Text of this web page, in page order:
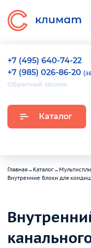
+7 (495) 640-74-22
+7 (985) 026-86-20
Обратный звонок
Каталог
Главная→ Каталог→
Внутренние блоки для